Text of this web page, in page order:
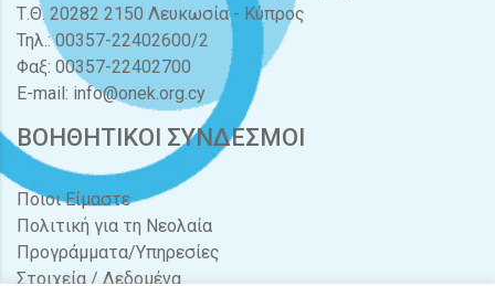
Τ.Θ. 20282 2150 Λευκωσία - Κύπρος
Τηλ.: 00357-22402600/2
Φαξ: 00357-22402700
E-mail: info@onek.org.cy
ΒΟΗΘΗΤΙΚΟΙ ΣΥΝΔΕΣΜΟΙ
Ποιοι Είμαστε
Πολιτική για τη Νεολαία
Προγράμματα/Υπηρεσίες
Στοιχεία / Δεδομένα